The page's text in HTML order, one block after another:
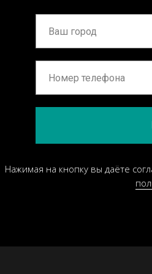
Нажимая на кнопку вы даёте